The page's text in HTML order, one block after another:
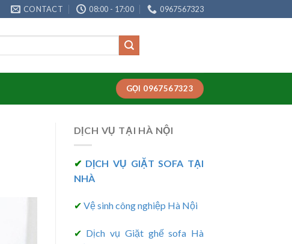
CONTACT 08:00 - 17:00 0967567323
GỌI 0967567323
DỊCH VỤ TẠI HÀ NỘI
✔ DỊCH VỤ GIẶT SOFA TẠI
NHÀ
✔ Vệ sinh công nghiệp Hà Nội
✔ Dịch vụ Giặt ghế sofa Hà